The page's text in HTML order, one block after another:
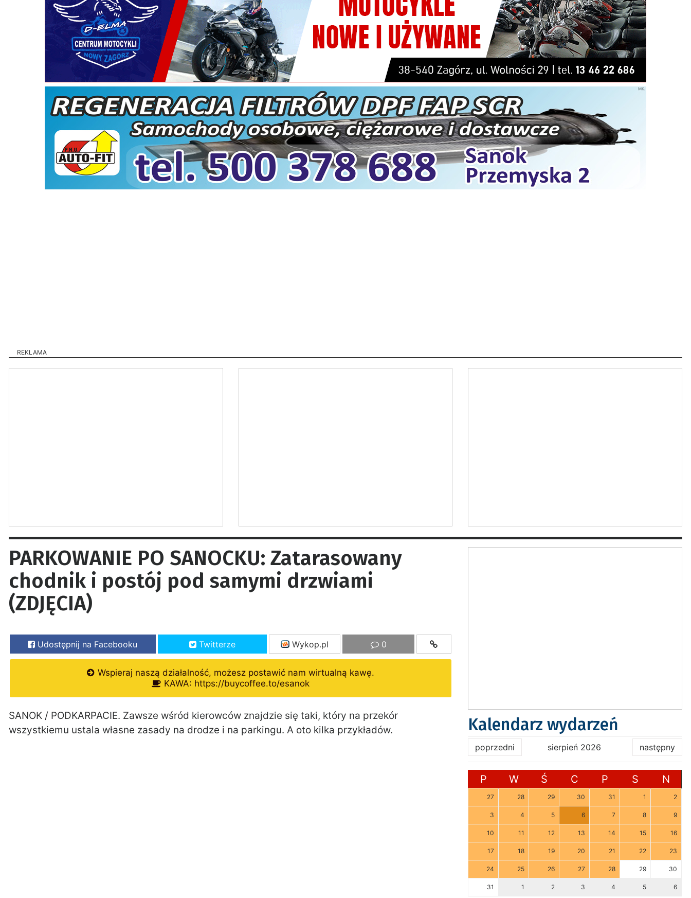
REKLAMA
PARKOWANIE PO SANOCKU: Zatarasowany
chodnik i postój pod samymi drzwiami
(ZDJĘCIA)
Udostępnij na Facebooku Twitterze Wykop.pl 0
Wspieraj naszą działalność, możesz postawić nam wirtualną kawę.
KAWA: https://buycoffee.to/esanok
SANOK / PODKARPACIE. Zawsze wśród kierowców znajdzie się taki, który na przekór
wszystkiemu ustala własne zasady na drodze i na parkingu. A oto kilka przykładów.
Kalendarz wydarzeń
poprzedni sierpień 2026 następny
P W Ś C P S N
27 28 29 30 31 1 2
3 4 5 6 7 8 9
10 11 12 13 14 15 16
17 18 19 20 21 22 23
24 25 26 27 28 29 30
31 1 2 3 4 5 6